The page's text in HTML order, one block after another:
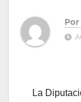
Por
La